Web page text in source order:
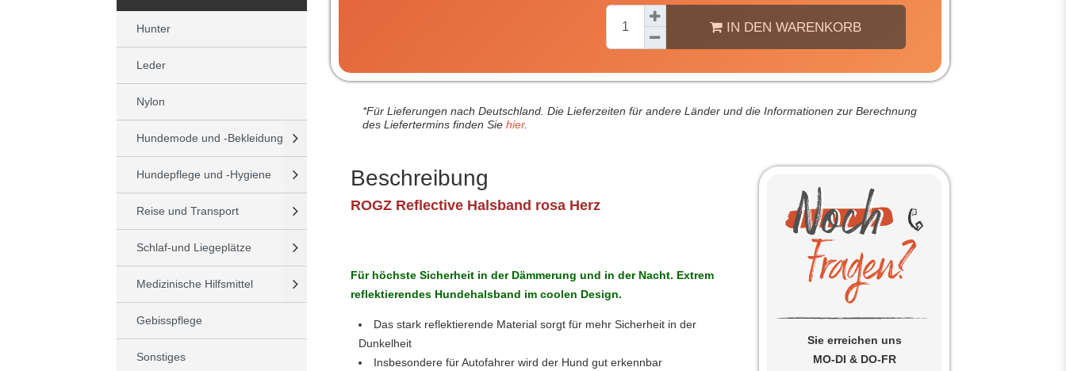
Hunter
Leder
Nylon
Hundemode und -Bekleidung
Hundepflege und -Hygiene
Reise und Transport
Schlaf-und Liegeplätze
Medizinische Hilfsmittel
Gebisspflege
Sonstiges
IN DEN WARENKORB
*Für Lieferungen nach Deutschland. Die Lieferzeiten für andere Länder und die Informationen zur Berechnung
des Liefertermins finden Sie hier.
Sie erreichen uns
MO-DI & DO-FR
Beschreibung
ROGZ Reflective Halsband rosa Herz
Für höchste Sicherheit in der Dämmerung und in der Nacht. Extrem
reflektierendes Hundehalsband im coolen Design.
Das stark reflektierende Material sorgt für mehr Sicherheit in der
Dunkelheit
Insbesondere für Autofahrer wird der Hund gut erkennbar